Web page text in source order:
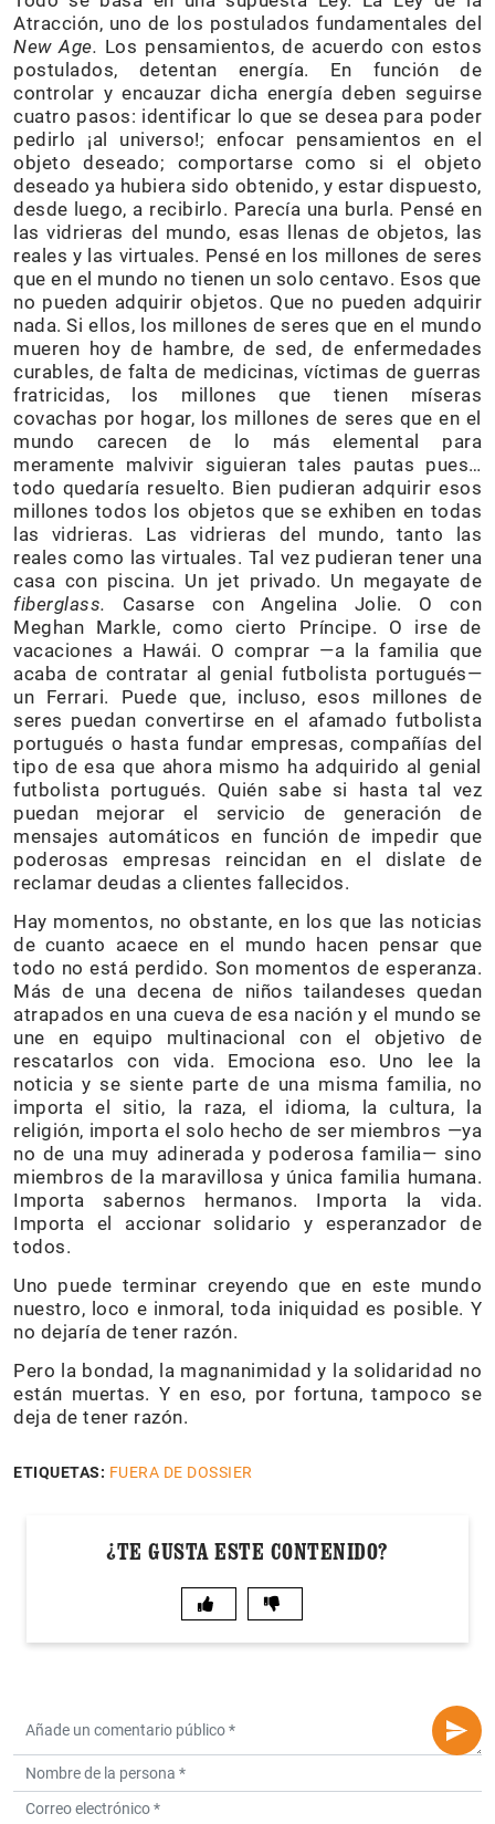
Atracción, uno de los postulados fundamentales del
New Age. Los pensamientos, de acuerdo con estos
postulados, detentan energía. En función de
controlar y encauzar dicha energía deben seguirse
cuatro pasos: identificar lo que se desea para poder
pedirlo ¡al universo!; enfocar pensamientos en el
objeto deseado; comportarse como si el objeto
deseado ya hubiera sido obtenido, y estar dispuesto,
desde luego, a recibirlo. Parecía una burla. Pensé en
las vidrieras del mundo, esas llenas de objetos, las
reales y las virtuales. Pensé en los millones de seres
que en el mundo no tienen un solo centavo. Esos que
no pueden adquirir objetos. Que no pueden adquirir
nada. Si ellos, los millones de seres que en el mundo
mueren hoy de hambre, de sed, de enfermedades
curables, de falta de medicinas, víctimas de guerras
fratricidas, los millones que tienen míseras
covachas por hogar, los millones de seres que en el
mundo carecen de lo más elemental para
meramente malvivir siguieran tales pautas pues…
todo quedaría resuelto. Bien pudieran adquirir esos
millones todos los objetos que se exhiben en todas
las vidrieras. Las vidrieras del mundo, tanto las
reales como las virtuales. Tal vez pudieran tener una
casa con piscina. Un jet privado. Un megayate de
fiberglass. Casarse con Angelina Jolie. O con
Meghan Markle, como cierto Príncipe. O irse de
vacaciones a Hawái. O comprar —a la familia que
acaba de contratar al genial futbolista portugués—
un Ferrari. Puede que, incluso, esos millones de
seres puedan convertirse en el afamado futbolista
portugués o hasta fundar empresas, compañías del
tipo de esa que ahora mismo ha adquirido al genial
futbolista portugués. Quién sabe si hasta tal vez
puedan mejorar el servicio de generación de
mensajes automáticos en función de impedir que
poderosas empresas reincidan en el dislate de
reclamar deudas a clientes fallecidos.
Hay momentos, no obstante, en los que las noticias
de cuanto acaece en el mundo hacen pensar que
todo no está perdido. Son momentos de esperanza.
Más de una decena de niños tailandeses quedan
atrapados en una cueva de esa nación y el mundo se
une en equipo multinacional con el objetivo de
rescatarlos con vida. Emociona eso. Uno lee la
noticia y se siente parte de una misma familia, no
importa el sitio, la raza, el idioma, la cultura, la
religión, importa el solo hecho de ser miembros —ya
no de una muy adinerada y poderosa familia— sino
miembros de la maravillosa y única familia humana.
Importa sabernos hermanos. Importa la vida.
Importa el accionar solidario y esperanzador de
todos.
Uno puede terminar creyendo que en este mundo
nuestro, loco e inmoral, toda iniquidad es posible. Y
no dejaría de tener razón.
Pero la bondad, la magnanimidad y la solidaridad no
están muertas. Y en eso, por fortuna, tampoco se
deja de tener razón.
ETIQUETAS: FUERA DE DOSSIER
¿TE GUSTA ESTE CONTENIDO?